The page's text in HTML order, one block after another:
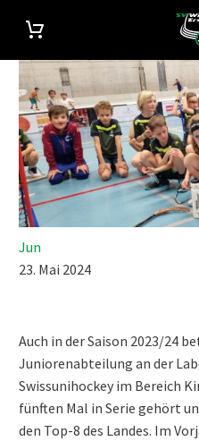
Jun
23. Mai 2024
Auch in der Saison 2023/24
Juniorenabteilung an der
Swissunihockey im Bereich
fünften Mal in Serie gehört
den Top-8 des Landes. Im